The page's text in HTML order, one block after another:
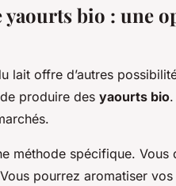
bio : une
lait offre d’autres
produire des yaourts bio
méthode spécifique. Vous
pourrez aromatiser